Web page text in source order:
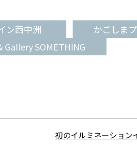
ン西中洲 かごしま
Gallery SOMETHING
初のイルミネーション